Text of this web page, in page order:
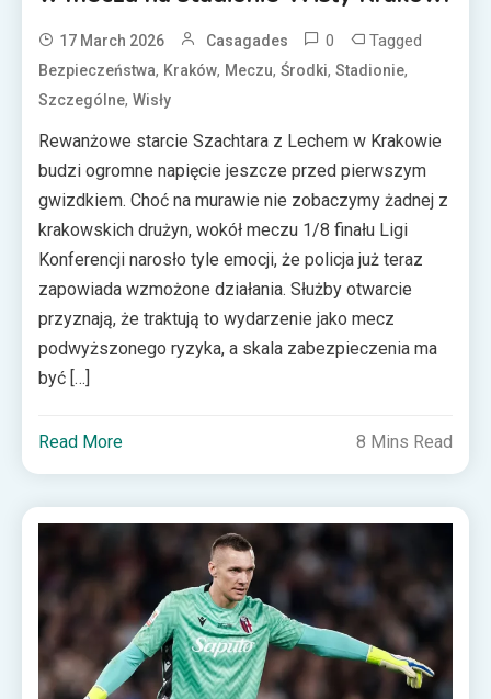
17 March 2026 Casagades 0 Tagged
Bezpieczeństwa, Kraków, Meczu,Środki,Stadionie,
Szczególne,Wisły
Rewanżowe starcie Szachtara z Lechem w Krakowie
budzi ogromne napięcie jeszcze przed pierwszym
gwizdkiem. Choć na murawie nie zobaczymy żadnej z
krakowskich drużyn, wokół meczu 1/8 finału Ligi
Konferencji narosło tyle emocji, że policja już teraz
zapowiada wzmożone działania. Służby otwarcie
przyznają, że traktują to wydarzenie jako mecz
podwyższonego ryzyka, a skala zabezpieczenia ma
być […]
Read More 8 Mins Read